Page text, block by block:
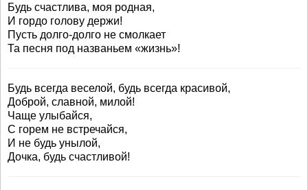
Будь счастлива, моя родная,
И гордо голову держи!
Пусть долго-долго не смолкает
Та песня под названьем «жизнь»!
Будь всегда веселой, будь всегда красивой,
Доброй, славной, милой!
Чаще улыбайся,
С горем не встречайся,
И не будь унылой,
Дочка, будь счастливой!